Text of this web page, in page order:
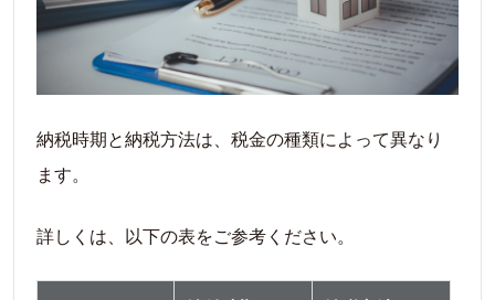
納税時期と納税方法は、税金の種類によって異なり
ます。
詳しくは、以下の表をご参考ください。